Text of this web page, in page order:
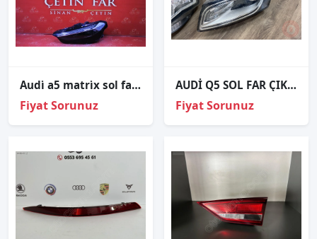
Audi̇ a5 matri̇x sol far sıfır orj 8b3941036aa
Fiyat Sorunuz
AUDİ Q5 SOL FAR ÇIKMA ORJİNAL
Fiyat Sorunuz